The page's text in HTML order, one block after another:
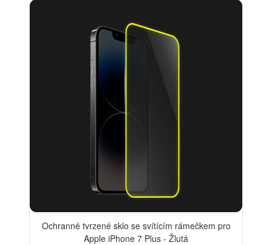
Ochranné tvrzené sklo se svítícím rámečkem pro
Apple iPhone 7 Plus - Žlutá